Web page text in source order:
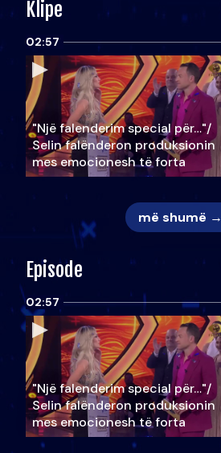
Klipe
02:57
"Një falenderim special për…"/
Selin falënderon produksionin
mes emocionesh të forta
më shumë →
Episode
02:57
"Një falenderim special për…"/
Selin falënderon produksionin
mes emocionesh të forta